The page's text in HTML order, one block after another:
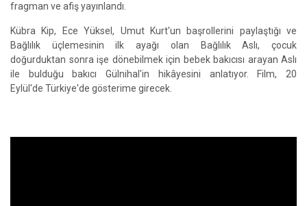
fragman ve afiş yayınlandı.
Kübra Kip, Ece Yüksel, Umut Kurt'un başrollerini paylaştığı ve
Bağlılık üçlemesinin ilk ayağı olan Bağlılık Aslı, çocuk
doğurduktan sonra işe dönebilmek için bebek bakıcısı arayan Aslı
ile bulduğu bakıcı Gülnihal'in hikâyesini anlatıyor. Film, 20
Eylül'de Türkiye'de gösterime girecek.